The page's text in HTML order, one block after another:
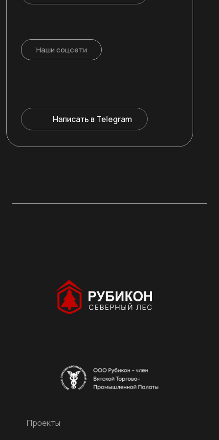
Написать в Telegram
Наши соцсети
Проекты